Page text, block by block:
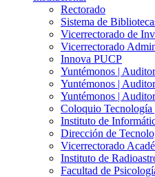
Rectorado
Sistema de
Vicerrectorado de
Vicerrectorado
Innova PUCP
Yuntémonos |
Yuntémonos |
Yuntémonos |
Coloquio
Instituto de
Dirección de
Vicerrectorado
Instituto de
Facultad de